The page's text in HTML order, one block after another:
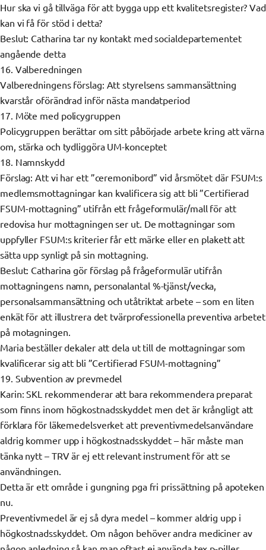
Hur ska vi gå tillväga för att bygga upp ett kvalitetsregister? Vad
kan vi få för stöd i detta?
Beslut: Catharina tar ny kontakt med socialdepartementet
angående detta
16. Valberedningen
Valberedningens förslag: Att styrelsens sammansättning
kvarstår oförändrad inför nästa mandatperiod
17. Möte med policygruppen
Policygruppen berättar om sitt påbörjade arbete kring att värna
om, stärka och tydliggöra UM-konceptet
18. Namnskydd
Förslag: Att vi har ett ”ceremonibord” vid årsmötet där FSUM:s
medlemsmottagningar kan kvalificera sig att bli ”Certifierad
FSUM-mottagning” utifrån ett frågeformulär/mall för att
redovisa hur mottagningen ser ut. De mottagningar som
uppfyller FSUM:s kriterier får ett märke eller en plakett att
sätta upp synligt på sin mottagning.
Beslut: Catharina gör förslag på frågeformulär utifrån
mottagningens namn, personalantal %-tjänst/vecka,
personalsammansättning och utåtriktat arbete – som en liten
enkät för att illustrera det tvärprofessionella preventiva arbetet
på motagningen.
Maria beställer dekaler att dela ut till de mottagningar som
kvalificerar sig att bli ”Certifierad FSUM-mottagning”
19. Subvention av prevmedel
Karin: SKL rekommenderar att bara rekommendera preparat
som finns inom högkostnadsskyddet men det är krångligt att
förklara för läkemedelsverket att preventivmedelsanvändare
aldrig kommer upp i högkostnadsskyddet – här måste man
tänka nytt – TRV är ej ett relevant instrument för att se
användningen.
Detta är ett område i gungning pga fri prissättning på apoteken
nu.
Preventivmedel är ej så dyra medel – kommer aldrig upp i
högkostnadsskyddet. Om någon behöver andra mediciner av